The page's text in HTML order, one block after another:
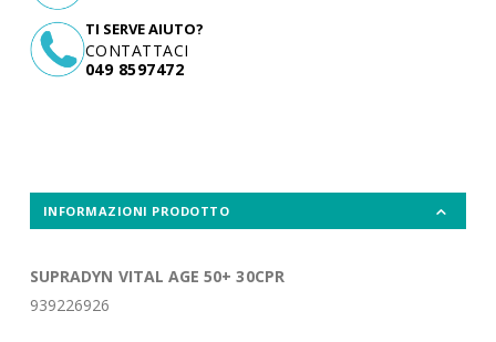
TI SERVE AIUTO?
CONTATTACI
049 8597472
INFORMAZIONI PRODOTTO
SUPRADYN VITAL AGE 50+ 30CPR
939226926